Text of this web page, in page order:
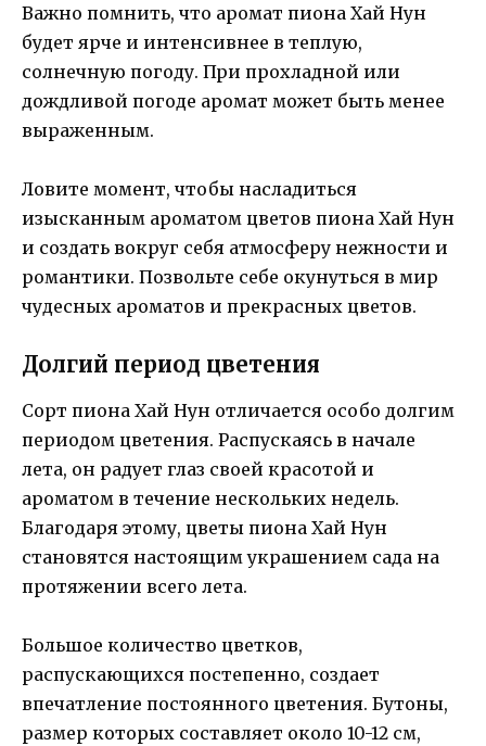
Важно помнить, что аромат пиона Хай Нун
будет ярче и интенсивнее в теплую,
солнечную погоду. При прохладной или
дождливой погоде аромат может быть менее
выраженным.
Ловите момент, чтобы насладиться
изысканным ароматом цветов пиона Хай Нун
и создать вокруг себя атмосферу нежности и
романтики. Позвольте себе окунуться в мир
чудесных ароматов и прекрасных цветов.
Долгий период цветения
Сорт пиона Хай Нун отличается особо долгим
периодом цветения. Распускаясь в начале
лета, он радует глаз своей красотой и
ароматом в течение нескольких недель.
Благодаря этому, цветы пиона Хай Нун
становятся настоящим украшением сада на
протяжении всего лета.
Большое количество цветков,
распускающихся постепенно, создает
впечатление постоянного цветения. Бутоны,
размер которых составляет около 10-12 см,